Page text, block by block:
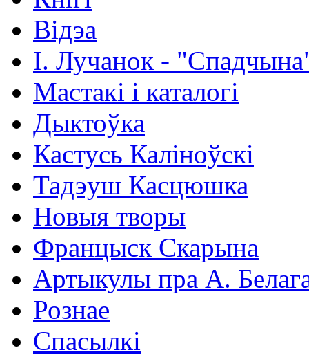
Відэа
І. Лучанок -
Мастакі i каталогi
Дыктоўка
Кастусь Каліноўскі
Тадэуш Касцюшка
Новыя творы
Францыск Скарына
Артыкулы пра А.
Рознае
Спасылкі